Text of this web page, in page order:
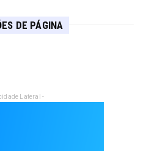
DE PÁGINA
Lateral -